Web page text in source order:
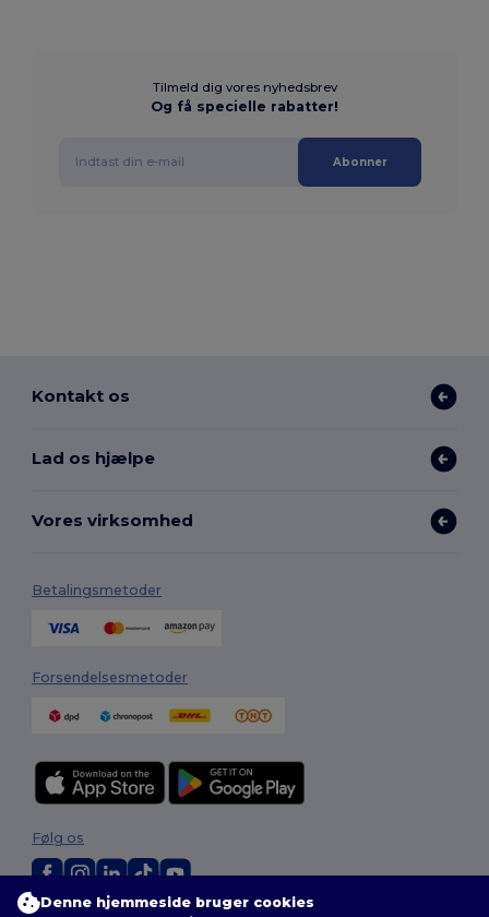
Tilmeld dig vores nyhedsbrev
Og få specielle rabatter!
Abonner
Kontakt os
Lad os hjælpe
Vores virksomhed
Betalingsmetoder
Forsendelsesmetoder
Følg os
Denne hjemmeside bruger cookies